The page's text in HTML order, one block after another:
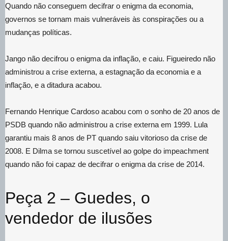
Quando não conseguem decifrar o enigma da economia,
governos se tornam mais vulneráveis às conspirações ou a
mudanças políticas.
Jango não decifrou o enigma da inflação, e caiu. Figueiredo não
administrou a crise externa, a estagnação da economia e a
inflação, e a ditadura acabou.
Fernando Henrique Cardoso acabou com o sonho de 20 anos de
PSDB quando não administrou a crise externa em 1999. Lula
garantiu mais 8 anos de PT quando saiu vitorioso da crise de
2008. E Dilma se tornou suscetível ao golpe do impeachment
quando não foi capaz de decifrar o enigma da crise de 2014.
Peça 2 – Guedes, o
vendedor de ilusões